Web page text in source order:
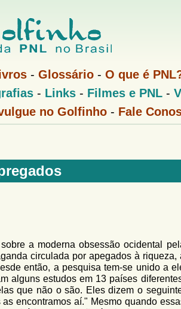
- Glossário - O que é
- Links- Filmes e PNL-
no Golfinho- Fale
a moderna obsessão ocidental
circulada por apegados à riqueza,
então, a pesquisa tem-se unido a
alguns estudos em 13 países
que não o são. Eles dizem o
encontramos aí." Mesmo quando